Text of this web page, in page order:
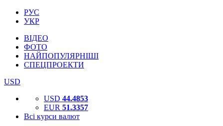
РУС
УКР
ВІДЕО
ФОТО
НАЙПОПУЛЯРНІШІ
СПЕЦПРОЕКТИ
USD
USD 44.4853
EUR 51.3357
Всі курси валют